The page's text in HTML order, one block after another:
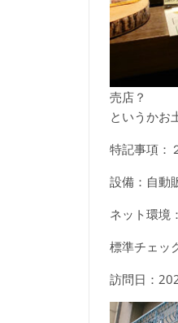
売店？
というかお
特記事項：
設備：自動
ネット環境
標準チェッ
訪問日：